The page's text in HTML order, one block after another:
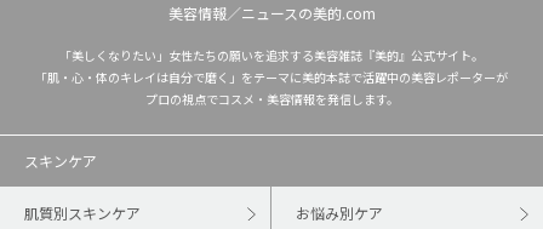
美容情報／ニュースの美的.com
「美しくなりたい」女性たちの願いを追求する美容雑誌『美的』公式サイト。
「肌・心・体のキレイは自分で磨く」をテーマに美的本誌で活躍中の美容レポーターが
プロの視点でコスメ・美容情報を発信します。
スキンケア
肌質別スキンケア お悩み別ケア